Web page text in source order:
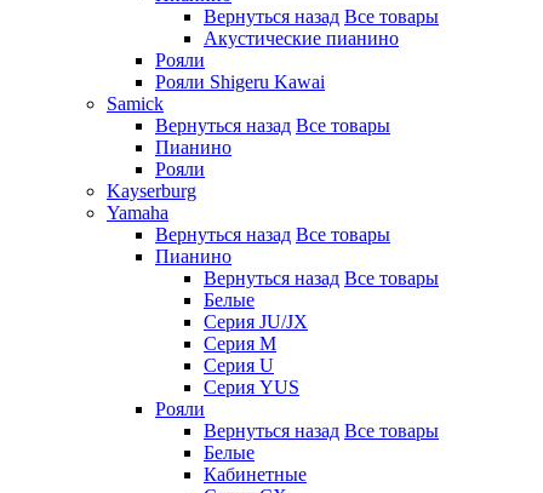
Вернуться назад Все товары
Акустические пианино
Рояли
Рояли Shigeru Kawai
Samick
Вернуться назад Все товары
Пианино
Рояли
Kayserburg
Yamaha
Вернуться назад Все товары
Пианино
Вернуться назад Все товары
Белые
Серия JU/JX
Серия M
Серия U
Серия YUS
Рояли
Вернуться назад Все товары
Белые
Кабинетные